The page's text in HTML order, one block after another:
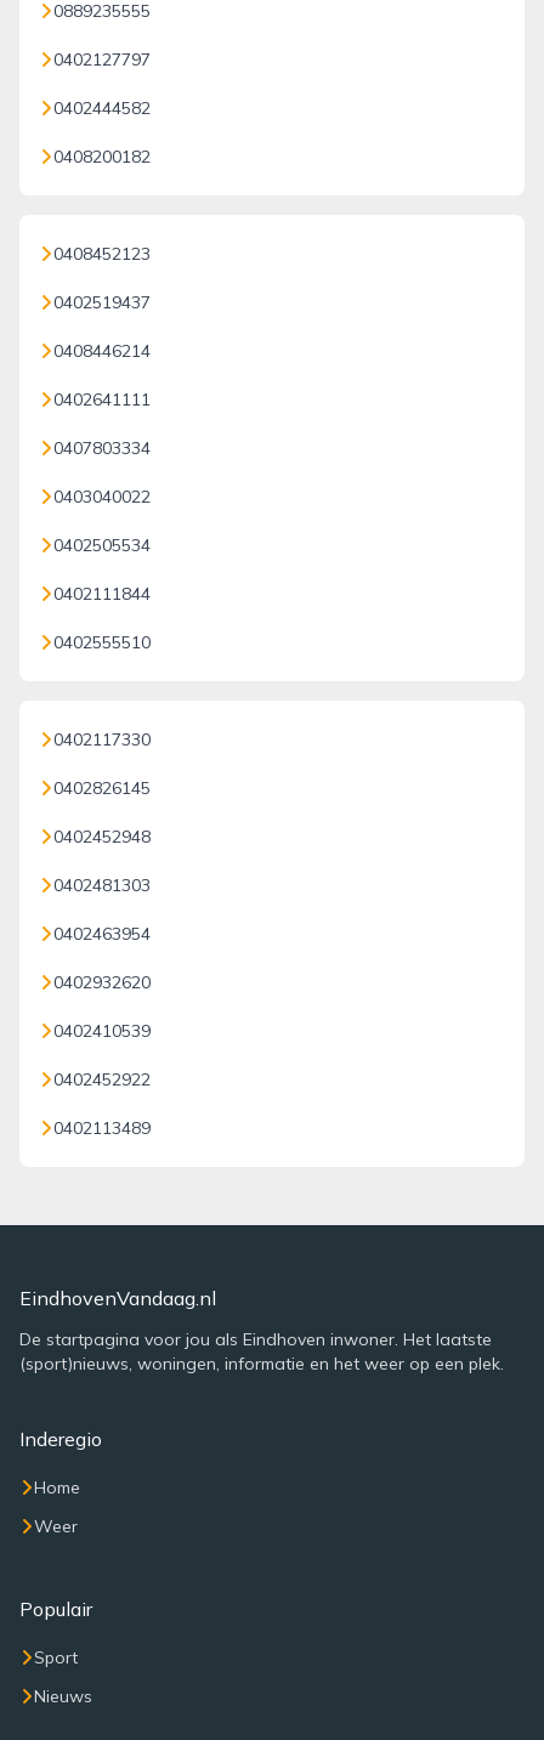
0889235555
0402127797
0402444582
0408200182
0408452123
0402519437
0408446214
0402641111
0407803334
0403040022
0402505534
0402111844
0402555510
0402117330
0402826145
0402452948
0402481303
0402463954
0402932620
0402410539
0402452922
0402113489
EindhovenVandaag.nl
De startpagina voor jou als Eindhoven inwoner. Het laatste
(sport)nieuws, woningen, informatie en het weer op een plek.
Inderegio
Home
Weer
Populair
Sport
Nieuws